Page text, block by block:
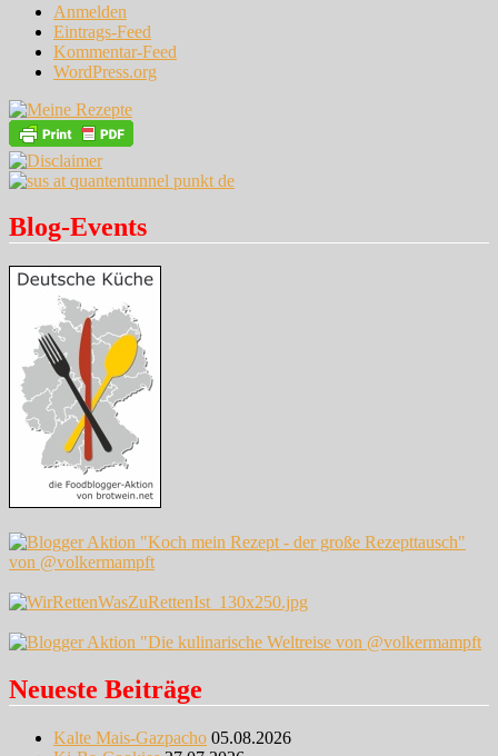
Anmelden
Eintrags-Feed
Kommentar-Feed
WordPress.org
Blog-Events
Neueste Beiträge
Kalte Mais-Gazpacho 05.08.2026